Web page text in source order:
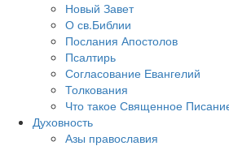
Новый Завет
О св.Библии
Послания Апостолов
Псалтирь
Согласование Евангелий
Толкования
Что такое Священное
Духовность
Азы православия